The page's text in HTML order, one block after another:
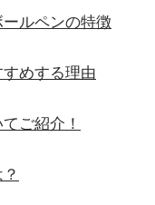
ルペンの特徴
めする理由
ご紹介！